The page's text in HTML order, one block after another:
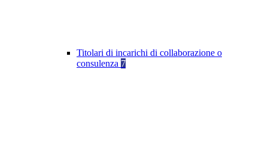
Titolari di incarichi di collaborazione o
consulenza 7